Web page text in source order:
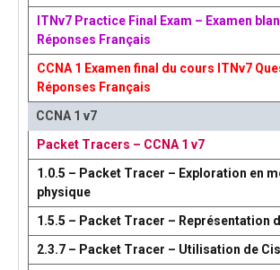
ITNv7 Practice Final Exam – Examen
Réponses Français
CCNA 1 Examen final du cours ITNv7
Réponses Français
CCNA 1 v7
Packet Tracers – CCNA 1 v7
1.0.5 – Packet Tracer – Exploration en
physique
1.5.5 – Packet Tracer – Représentation
2.3.7 – Packet Tracer – Utilisation de